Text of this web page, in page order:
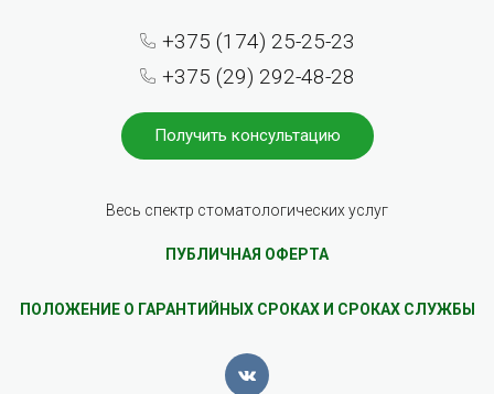
+375 (174) 25-25-23
+375 (29) 292-48-28
Получить консультацию
Весь спектр стоматологических услуг
ПУБЛИЧНАЯ ОФЕРТА
ПОЛОЖЕНИЕ О ГАРАНТИЙНЫХ СРОКАХ И СРОКАХ СЛУЖБЫ